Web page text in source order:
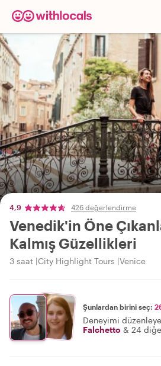
4,9 426 değerlendirme
Venedik'in Öne
Kalmış Güzellikleri
3 saat City Highlight Tours Venice
Şunlardan birini seç:
Deneyimi
Falchetto & 24